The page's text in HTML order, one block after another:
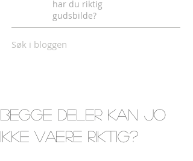
Søk i bloggen
har du riktig
gudsbilde?
Begge deler kan jo
ikke være riktig?